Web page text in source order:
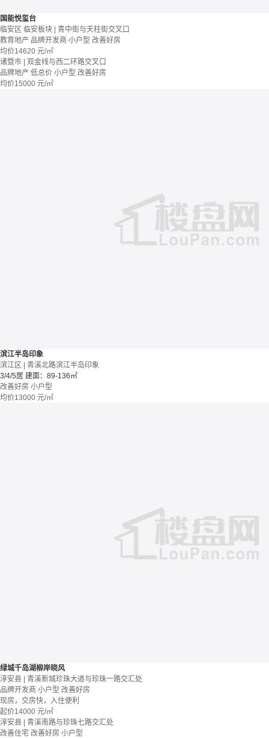
国能悦玺台
临安区 临安板块 | 青中街与天柱街交叉口
教育地产 品牌开发商 小户型 改善好房
均价14620 元/㎡
诸暨市 | 双金线与西二环路交叉口
品牌地产 低总价 小户型 改善好房
均价15000 元/㎡
滨江半岛印象
滨江区 | 青溪北路滨江半岛印象
3/4/5居 建面：89-136㎡
改善好房 小户型
均价13000 元/㎡
绿城千岛湖柳岸晓风
淳安县 | 青溪新城珍珠大道与珍珠一路交汇处
品牌开发商 小户型 改善好房
现房，交房快，入住便利
起价14000 元/㎡
淳安县 | 青溪南路与珍珠七路交汇处
改善住宅 改善好房 小户型